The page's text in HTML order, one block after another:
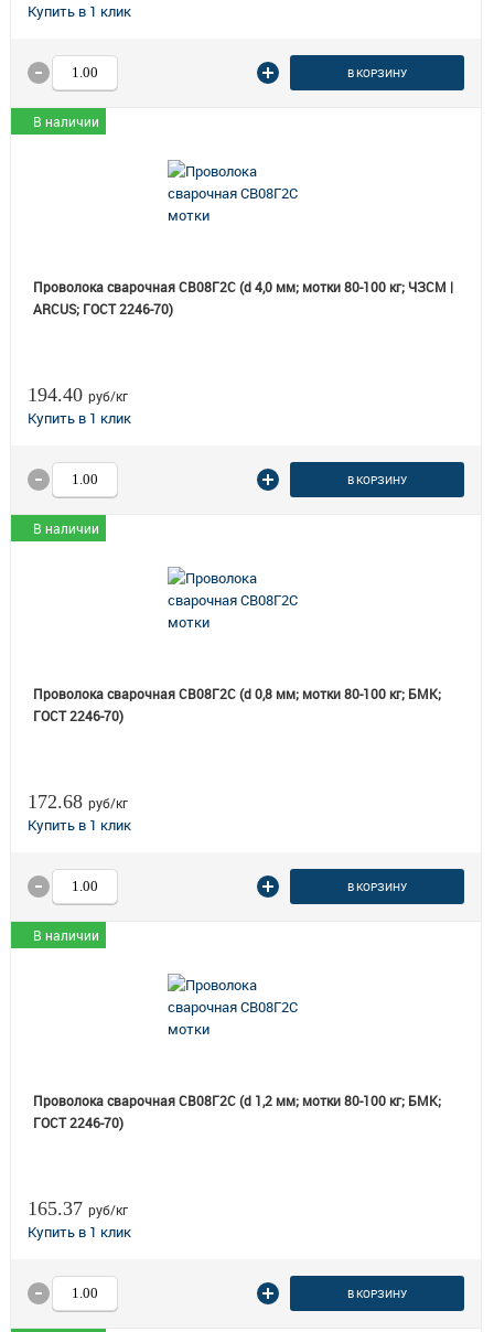
В КОРЗИНУ
В наличии
Проволока сварочная СВ08Г2С (d 4,0 мм; мотки 80-100 кг; ЧЗСМ |
ARCUS; ГОСТ 2246-70)
194.40 руб/кг
В КОРЗИНУ
В наличии
Проволока сварочная СВ08Г2С (d 0,8 мм; мотки 80-100 кг; БМК;
ГОСТ 2246-70)
172.68 руб/кг
В КОРЗИНУ
В наличии
Проволока сварочная СВ08Г2С (d 1,2 мм; мотки 80-100 кг; БМК;
ГОСТ 2246-70)
165.37 руб/кг
В КОРЗИНУ